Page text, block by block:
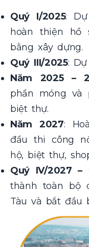
Quý I/2025:
hoàn thiện hồ
bằng xây dựng.
Quý III/2025:
Năm 2025 –
phần móng và
biệt thự.
Năm 2027:
đầu thi công
hộ, biệt thự,
Quý IV/2027 –
thành toàn bộ
Tàu và bắt đầu